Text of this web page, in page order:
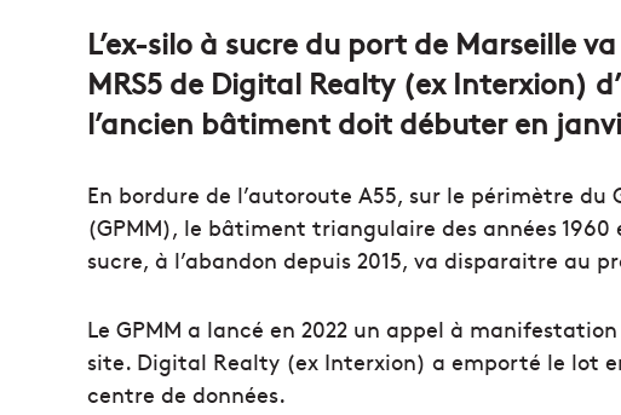
L’ex-silo à sucre du port de Marseille
MRS5 de Digital Realty (ex Interxion)
l’ancien bâtiment doit débuter en
En bordure de l’autoroute A55, sur le périmètre
(GPMM), le bâtiment triangulaire des années
sucre, à l’abandon depuis 2015, va disparaitre au
Le GPMM a lancé en 2022 un appel à
site. Digital Realty (ex Interxion) a emporté le lot
centre de données.